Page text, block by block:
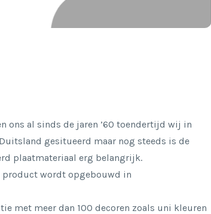
ons al sinds de jaren ’60 toendertijd wij in
gesitueerd maar nog steeds is de
plaatmateriaal erg belangrijk.
product wordt opgebouwd in
met meer dan 100 decoren zoals uni kleuren